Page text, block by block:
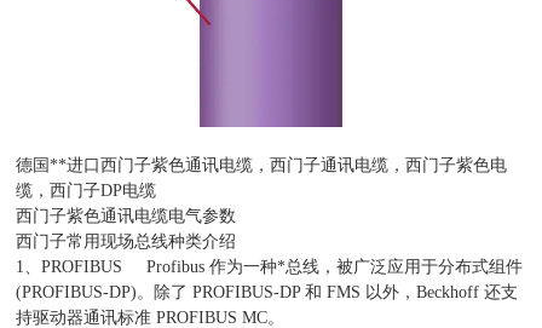
德国**进口西门子紫色通讯电缆，西门子通讯电缆，西门子紫色电
缆，西门子DP电缆
西门子紫色通讯电缆电气参数
西门子常用现场总线种类介绍
1、PROFIBUS Profibus 作为一种*总线，被广泛应用于分布式组件
(PROFIBUS-DP)。除了 PROFIBUS-DP 和 FMS 以外，Beckhoff 还支
持驱动器通讯标准 PROFIBUS MC。